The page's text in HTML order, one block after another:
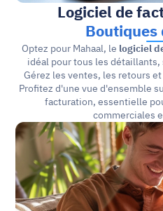
Logiciel de
Optez pour Mahaal, le logiciel
idéal pour tous les
Gérez les ventes, les retours
Profitez d'une vue d'ensemble
facturation, essentielle
commerciales